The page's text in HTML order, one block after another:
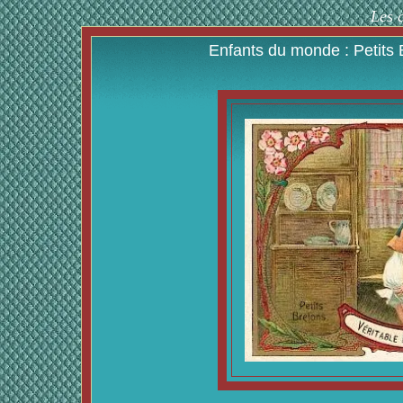
Les
Enfants du monde : Petits